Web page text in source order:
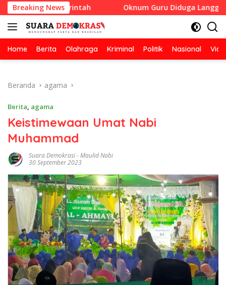
Langsung
ke
konten
Breaking News
Pemerintah Oknum Guru Diduga Langgar Disiplin
Home Berita Olahraga Kriminal Politik Nasional
Beranda agama
Berita, agama
Keistimewaan Umat Nabi
Muhammad
Suara Demokrasi-Maulid Nabi
30 September 2023